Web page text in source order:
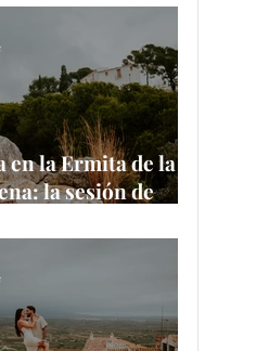
al
en la Ermita de la
la sesión de
más
de Castellón